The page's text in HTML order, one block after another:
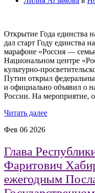
Открытие Года единства
дал старт Году единства
марафоне «Россия —
Национальном центре
культурно-
Путин открыл
и официально объявил о
России. На мероприятие,
Читать далее
Фев 06 2026
Глава
Фаритович
ежегодным